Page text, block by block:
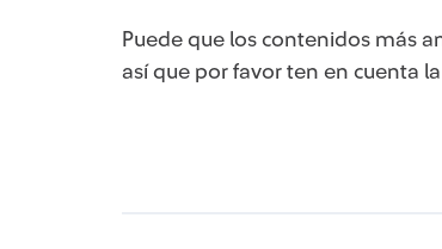
Puede que los contenidos más
así que por favor ten en cuenta